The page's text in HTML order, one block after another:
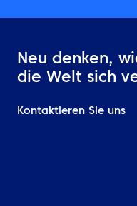
Neu denken,
die Welt sich
Kontaktieren Sie uns